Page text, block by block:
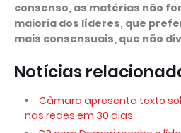
consenso, as matérias não
maioria dos líderes, que
mais consensuais, que não
Notícias
Câmara apresenta texto
nas redes em 30 dias.